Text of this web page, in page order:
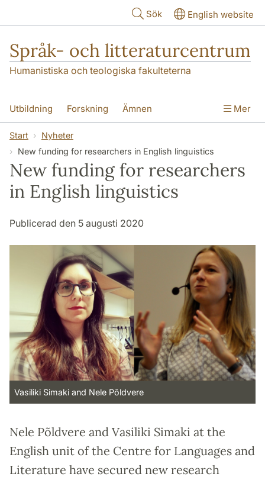
Sök English website
Språk- och litteraturcentrum
Humanistiska och teologiska fakulteterna
Utbildning Forskning Ämnen
SOL-husen Kontakt
översättning till svenska
Mer
Start
Nyheter
New funding for researchers in English linguistics
New funding for researchers
in English linguistics
Publicerad den 5 augusti 2020
Vasiliki Simaki and Nele Põldvere
Nele Põldvere and Vasiliki Simaki at the
English unit of the Centre for Languages and
Literature have secured new research